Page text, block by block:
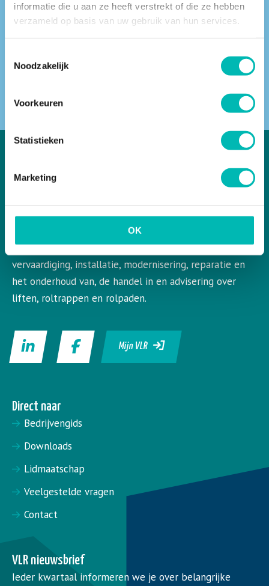
informatie die u aan ze heeft verstrekt of die ze hebben
verzameld op basis van uw gebruik van hun services.
Noodzakelijk
Voorkeuren
Statistieken
Marketing
OK
Vind een VLR-vakbedrijf bij jou in de buurt
VLR is de Nederlandse vereniging voor liften en
roltrappen. VLR behartigt de belangen van de gehele
bedrijfstak en aangesloten leden op het gebied van de
vervaardiging, installatie, modernisering, reparatie en
het onderhoud van, de handel in en advisering over
liften, roltrappen en rolpaden.
Mijn VLR
Direct naar
Bedrijvengids
Downloads
Lidmaatschap
Veelgestelde vragen
Contact
VLR nieuwsbrief
Ieder kwartaal informeren we je over belangrijke